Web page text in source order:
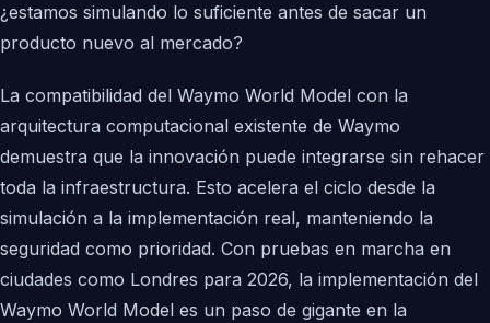
¿estamos simulando lo suficiente antes de sacar un
producto nuevo al mercado?
La compatibilidad del Waymo World Model con la
arquitectura computacional existente de Waymo
demuestra que la innovación puede integrarse sin rehacer
toda la infraestructura. Esto acelera el ciclo desde la
simulación a la implementación real, manteniendo la
seguridad como prioridad. Con pruebas en marcha en
ciudades como Londres para 2026, la implementación del
Waymo World Model es un paso de gigante en la